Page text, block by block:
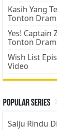
Kasih Yang
Tonton
Yes! Captain
Tonton
Wish List
Video
Popular Series
Salju Rindu